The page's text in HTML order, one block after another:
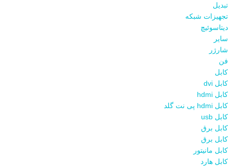
تبدیل
تجهیزات شبکه
دیتاسوئیچ
سایر
شارژر
فن
کابل
کابل dvi
کابل hdmi
کابل hdmi پی نت گلد
کابل usb
کابل برق
کابل برق
کابل مانیتور
کابل هارد